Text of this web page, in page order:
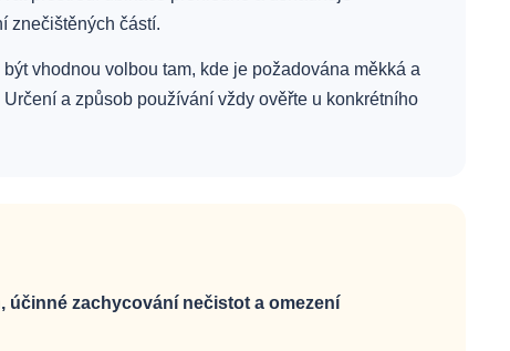
znečištěných částí.
vhodnou volbou tam, kde je požadována měkká a
a způsob používání vždy ověřte u konkrétního
účinné zachycování nečistot a omezení